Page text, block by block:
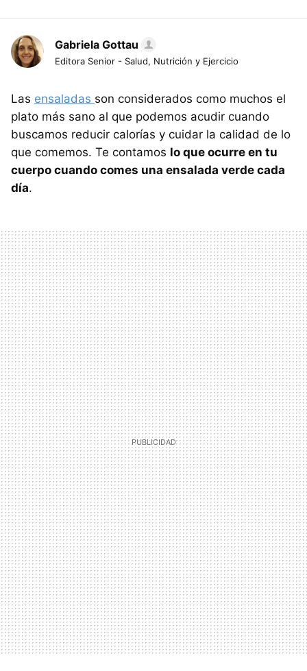
Gabriela Gottau
Editora Senior - Salud, Nutrición y Ejercicio
Las ensaladas son considerados como muchos el
plato más sano al que podemos acudir cuando
buscamos reducir calorías y cuidar la calidad de lo
que comemos. Te contamos lo que ocurre en tu
cuerpo cuando comes una ensalada verde cada
día.